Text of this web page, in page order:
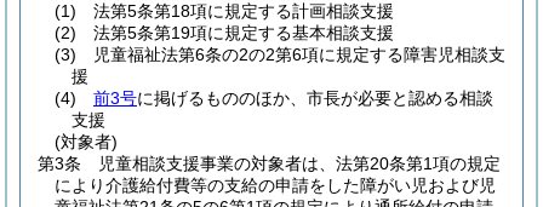
(1)
法第5条第18項に規定する計画相談支援
(2)
法第5条第19項に規定する基本相談支援
(3)
児童福祉法第6条の2の2第6項に規定する障害児相談支
援
(4)
前3号に掲げるもののほか、市長が必要と認める相談
支援
(対象者)
第3条
児童相談支援事業の対象者は、法第20条第1項の規定
により介護給付費等の支給の申請をした障がい児および児